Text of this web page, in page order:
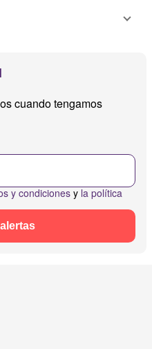
cuando tengamos
y condiciones y la política